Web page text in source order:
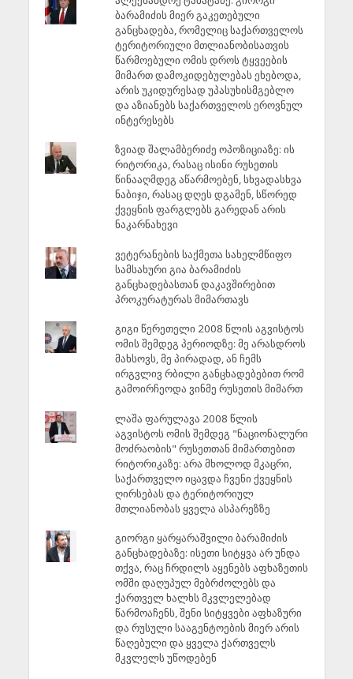
ბარამიძის მიერ გაკეთებული
განცხადება, რომელიც საქართველოს
ტერიტორიული მთლიანობისათვის
წარმოებული ომის დროს ტყვეების
მიმართ დამოკიდებულებას ეხებოდა,
არის უკიდურესად უპასუხისმგებლო
და აზიანებს საქართველოს ეროვნულ
ინტერესებს
ზვიად შალამბერიძე ოპოზიციაზე: ის
რიტორიკა, რასაც ისინი რუსეთის
წინააღმდეგ აწარმოებენ, სხვადასხვა
ნაბიჯი, რასაც დღეს დგამენ, სწორედ
ქვეყნის ფარგლებს გარედან არის
ნაკარნახევი
ვეტერანების საქმეთა სახელმწიფო
სამსახური გია ბარამიძის
განცხადებასთან დაკავშირებით
პროკურატურას მიმართავს
გიგი წერეთელი 2008 წლის აგვისტოს
ომის შემდეგ პერიოდზე: მე არასდროს
მახსოვს, მე პირადად, ან ჩემს
ირგვლივ რბილი განცხადებებით რომ
გამოირჩეოდა ვინმე რუსეთის მიმართ
ლაშა ფარულავა 2008 წლის
აგვისტოს ომის შემდეგ "ნაციონალური
მოძრაობის" რუსეთთან მიმართებით
რიტორიკაზე: არა მხოლოდ მკაცრი,
საქართველო იცავდა ჩვენი ქვეყნის
ღირსებას და ტერიტორიულ
მთლიანობას ყველა ასპარეზზე
გიორგი ყარყარაშვილი ბარამიძის
განცხადებაზე: ისეთი სიტყვა არ უნდა
თქვა, რაც ჩრდილს აყენებს აფხაზეთის
ომში დაღუპულ მებრძოლებს და
ქართველ ხალხს მკვლელებად
წარმოაჩენს, შენი სიტყვები აფხაზური
და რუსული სააგენტოების მიერ არის
წაღებული და ყველა ქართველს
მკვლელს უწოდებენ